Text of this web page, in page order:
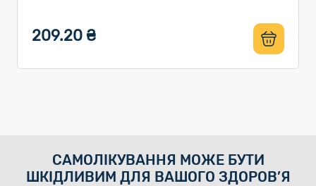
209.20 ₴
САМОЛІКУВАННЯ МОЖЕ БУТИ
ШКІДЛИВИМ ДЛЯ ВАШОГО ЗДОРОВ’Я